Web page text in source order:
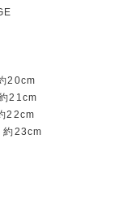
20cm
21cm
22cm
23cm